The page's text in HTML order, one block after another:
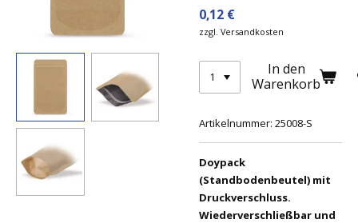
0,12 €
zzgl. Versandkosten
In den
Warenkorb
Artikelnummer: 25008-S
Doypack
(Standbodenbeutel) mit
Druckverschluss.
Wiederverschließbar und